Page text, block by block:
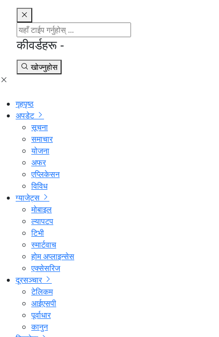
कीवर्डहरू -
खोज्नुहोस
गृहपृष्ठ
अपडेट
सूचना
समाचार
योजना
अफर
एप्लिकेसन
विविध
ग्याजेट्स
मोबाइल
ल्यापटप
टिभी
स्मार्टवाच
होम अप्लाइन्सेस
एक्सेसरिज
दूरसञ्चार
टेलिकम
आईएसपी
पूर्वाधार
कानुन